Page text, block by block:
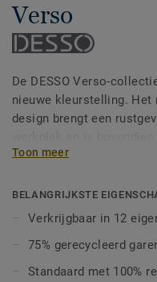
Verso
De DESSO Verso-
nieuwe kleurstelling.
design brengt een
werkplek in gedachten
elementen. DESSO
gecertificeerd met
Toon meer
BELANGRIJKSTE
Verkrijgbaar in 12
75% gerecycleerd
Standaard met 100%